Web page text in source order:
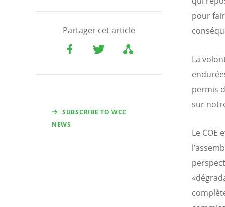
Partager cet article
SUBSCRIBE TO WCC
NEWS
pour
La
permis
sur
Le COE